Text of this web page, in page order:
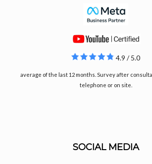
4.9 / 5.0
average of the last 12 months. Survey after
telephone or on site.
SOCIAL MEDIA